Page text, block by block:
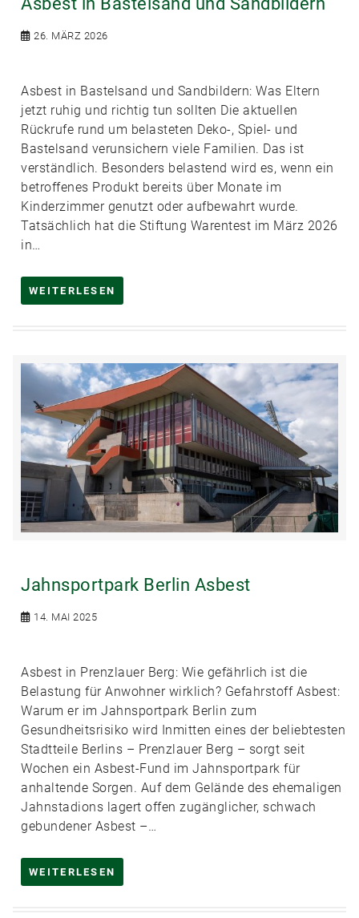
26. MÄRZ 2026
Asbest in Bastelsand und Sandbildern: Was Eltern
jetzt ruhig und richtig tun sollten Die aktuellen
Rückrufe rund um belasteten Deko-, Spiel- und
Bastelsand verunsichern viele Familien. Das ist
verständlich. Besonders belastend wird es, wenn ein
betroffenes Produkt bereits über Monate im
Kinderzimmer genutzt oder aufbewahrt wurde.
Tatsächlich hat die Stiftung Warentest im März 2026
in…
WEITERLESEN
Jahnsportpark Berlin Asbest
14. MAI 2025
Asbest in Prenzlauer Berg: Wie gefährlich ist die
Belastung für Anwohner wirklich? Gefahrstoff Asbest:
Warum er im Jahnsportpark Berlin zum
Gesundheitsrisiko wird Inmitten eines der beliebtesten
Stadtteile Berlins – Prenzlauer Berg – sorgt seit
Wochen ein Asbest-Fund im Jahnsportpark für
anhaltende Sorgen. Auf dem Gelände des ehemaligen
Jahnstadions lagert offen zugänglicher, schwach
gebundener Asbest –…
WEITERLESEN